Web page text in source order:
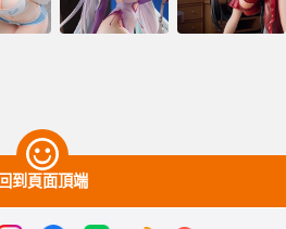
回到頁面頂端